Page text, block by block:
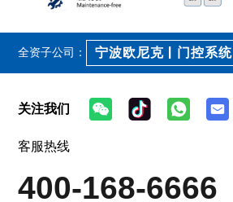
全资子公司： 宁波欧尼克 | 门控系统
关注我们
客服热线
400-168-6666